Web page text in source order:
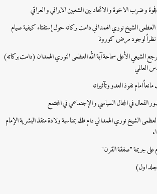
ضرب الاخوة و الاتحاد بين الشعبين الايراني و العراقي
الشيخ نوري الهمداني دامت بركاته حول إستفتاء كيفية صيام
لوجود مرض كورونا
الأعلى سماحة آية الله العظمى النوري الهمدان (دامت بركاته)
امام نفوذ العدو وتآثيراته
في المجال السياسي و الإجتماعي في المجتمع
الشيخ نوري الهمداني دام ظله بمناسبة ولادة منقذ البشرية الإمام
جريمة "صفقة القرن"
اول)